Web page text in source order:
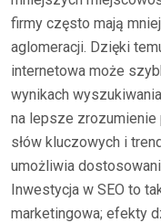
firmy często mają
aglomeracji. Dzięki
internetowa może
wynikach
na lepsze
słów kluczowych i
umożliwia
Inwestycja w SEO to
marketingowa; efekty